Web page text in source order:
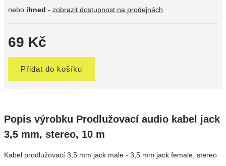
nebo ihned - zobrazit dostupnost na prodejnách
69 Kč
Přidat do košíku
Popis výrobku Prodlužovací audio kabel jack
3,5 mm, stereo, 10 m
Kabel prodlužovací 3,5 mm jack male - 3,5 mm jack female, stereo